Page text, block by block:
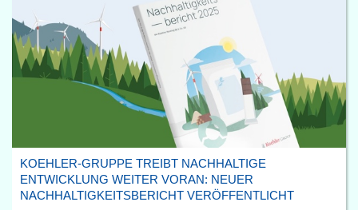
KOEHLER-GRUPPE TREIBT NACHHALTIGE
ENTWICKLUNG WEITER VORAN: NEUER
NACHHALTIGKEITSBERICHT VERÖFFENTLICHT